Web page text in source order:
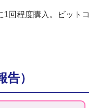
回程度購入。ビットコ
）